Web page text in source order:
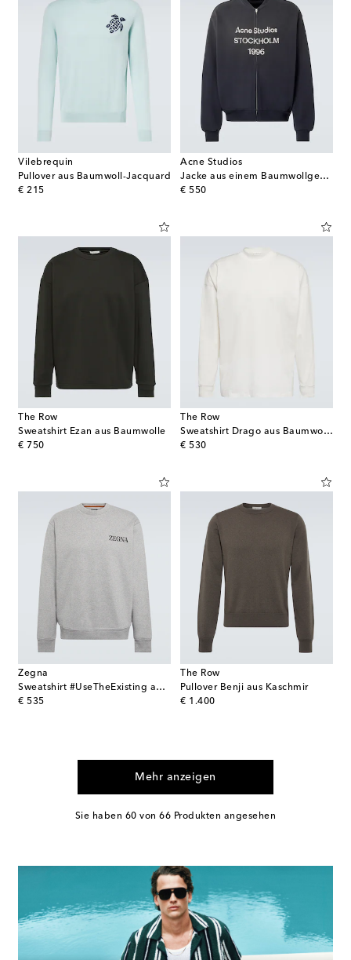
Vilebrequin
Pullover aus Baumwoll-Jacquard
€ 215
original price
Acne Studios
Jacke aus einem Baumwollgemisch
€ 550
original price
The Row
Sweatshirt Ezan aus Baumwolle
€ 750
original price
The Row
Sweatshirt Drago aus Baumwolle
€ 530
original price
Zegna
Sweatshirt #UseTheExisting aus Baumwolle
€ 535
original price
The Row
Pullover Benji aus Kaschmir
€ 1.400
original price
Mehr anzeigen
Sie haben 60 von 66 Produkten angesehen